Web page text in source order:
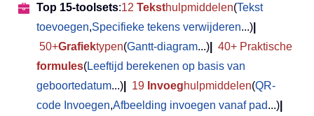
Top 15-toolsets:12 Teksthulpmiddelen(Tekst
toevoegen,Specifieke tekens verwijderen...)
50+Grafiektypen(Gantt-diagram...)
40+ Praktische
formules(Leeftijd berekenen op basis van
geboortedatum...) 19 Invoeghulpmiddelen(QR-
code Invoegen,Afbeelding invoegen vanaf pad...)